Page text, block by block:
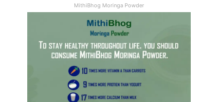
MithiBhog Moringa Powder